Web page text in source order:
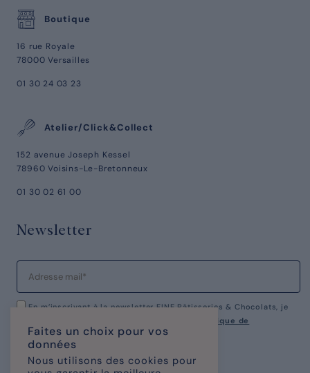
Boutique
16 rue Royale
78000 Versailles
01 30 24 03 23
Atelier/Click&Collect
152 avenue Joseph Kessel
78960 Voisins-Le-Bretonneux
01 30 02 61 00
Newsletter
En m’inscrivant à la newsletter FINE Pâtisseries & Chocolats, je
politique de
confidentialité.
Faites un choix pour vos
données
Nous utilisons des cookies pour